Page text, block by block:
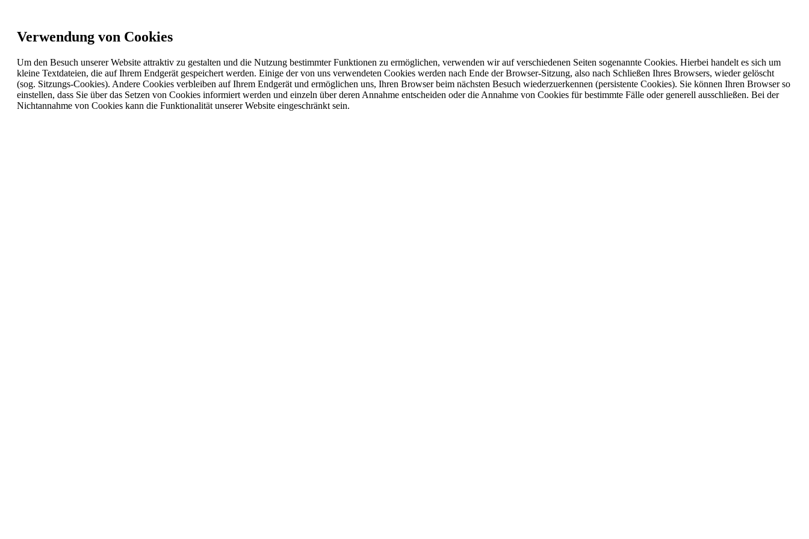
Verwendung von Cookies
Um den Besuch unserer Website attraktiv zu gestalten und die Nutzung bestimmter Funktionen zu ermöglichen, verwenden wir auf verschiedenen Seiten sogenannte Cookies. Hierbei handelt es sich um
kleine Textdateien, die auf Ihrem Endgerät gespeichert werden. Einige der von uns verwendeten Cookies werden nach Ende der Browser-Sitzung, also nach Schließen Ihres Browsers, wieder gelöscht
(sog. Sitzungs-Cookies). Andere Cookies verbleiben auf Ihrem Endgerät und ermöglichen uns, Ihren Browser beim nächsten Besuch wiederzuerkennen (persistente Cookies). Sie können Ihren Browser so
einstellen, dass Sie über das Setzen von Cookies informiert werden und einzeln über deren Annahme entscheiden oder die Annahme von Cookies für bestimmte Fälle oder generell ausschließen. Bei der
Nichtannahme von Cookies kann die Funktionalität unserer Website eingeschränkt sein.